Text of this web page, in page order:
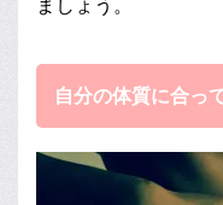
ましょう。
自分の体質に合っ